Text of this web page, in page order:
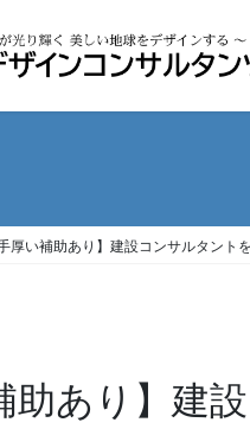
手厚い補助あり】建設コンサルタン
助あり】建